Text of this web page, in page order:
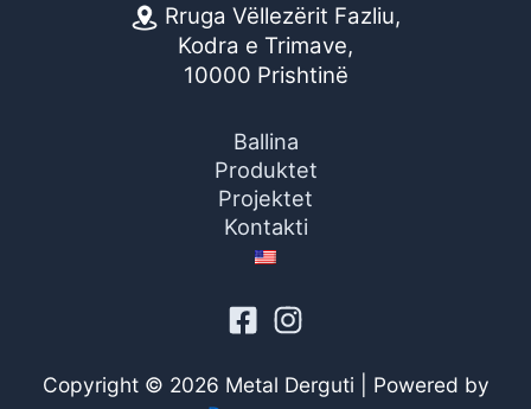
Rruga Vëllezërit Fazliu,
Kodra e Trimave,
10000 Prishtinë
Ballina
Produktet
Projektet
Kontakti
Copyright © 2026 Metal Derguti | Powered by